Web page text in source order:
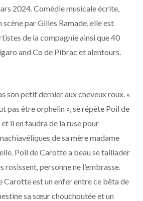
2024. Comédie musicale écrite,
par Gilles Ramade, elle est
de la compagnie ainsi que 40
and Co de Pibrac et alentours.
son petit dernier aux cheveux roux. «
pas être orphelin », se répète Poil de
il en faudra de la ruse pour
de sa mère madame
Poil de Carotte a beau se taillader
rosissent, personne ne l’embrasse.
Carotte est un enfer entre ce bêta de
sa sœur chouchoutée et un